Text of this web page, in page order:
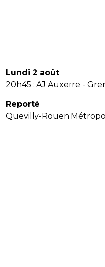
Lundi 2 août
20h45 : AJ Auxerre -
Reporté
Quevilly-Rouen